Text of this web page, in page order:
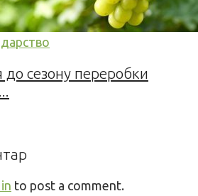
до сезону переробки
to post a comment.